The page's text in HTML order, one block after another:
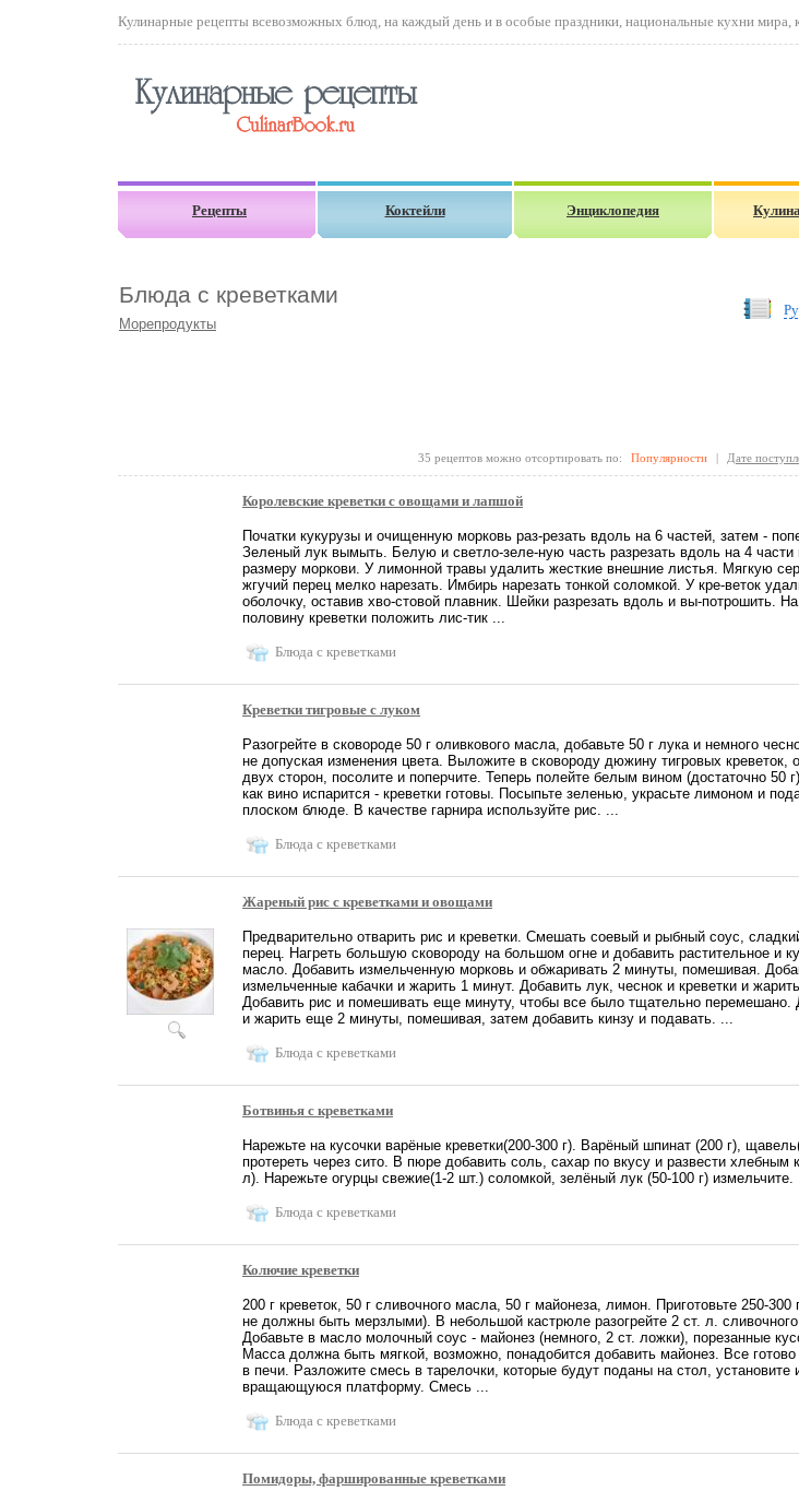
Кулинарные рецепты всевозможных блюд, на каждый день и в особые праздники, национальные кухни мира,
Рецепты Коктейли Энциклопедия
Блюда с креветками
Морепродукты
35 рецептов можно отсортировать по: Популярности Дате
Королевские креветки с овощами и лапшой
Початки кукурузы и очищенную морковь раз-резать вдоль на 6 частей, затем -
Зеленый лук вымыть. Белую и светло-зеле-ную часть разрезать вдоль на 4 части
размеру моркови. У лимонной травы удалить жесткие внешние листья. Мягкую
жгучий перец мелко нарезать. Имбирь нарезать тонкой соломкой. У кре-веток
оболочку, оставив хво-стовой плавник. Шейки разрезать вдоль и вы-потрошить.
половину креветки положить лис-тик ...
Блюда с креветками
Креветки тигровые с луком
Разогрейте в сковороде 50 г оливкового масла, добавьте 50 г лука и немного
не допуская изменения цвета. Выложите в сковороду дюжину тигровых креветок,
двух сторон, посолите и поперчите. Теперь полейте белым вином (достаточно 50
как вино испарится - креветки готовы. Посыпьте зеленью, украсьте лимоном и
плоском блюде. В качестве гарнира используйте рис. ...
Блюда с креветками
Жареный рис с креветками и овощами
Предварительно отварить рис и креветки. Смешать соевый и рыбный соус,
перец. Нагреть большую сковороду на большом огне и добавить растительное и
масло. Добавить измельченную морковь и обжаривать 2 минуты, помешивая.
измельченные кабачки и жарить 1 минут. Добавить лук, чеснок и креветки и
Добавить рис и помешивать еще минуту, чтобы все было тщательно перемешано.
и жарить еще 2 минуты, помешивая, затем добавить кинзу и подавать. ...
Блюда с креветками
Ботвинья с креветками
Нарежьте на кусочки варёные креветки(200-300 г). Варёный шпинат (200 г),
протереть через сито. В пюре добавить соль, сахар по вкусу и развести хлебным
л). Нарежьте огурцы свежие(1-2 шт.) соломкой, зелёный лук (50-100 г) измельчите.
Блюда с креветками
Колючие креветки
200 г креветок, 50 г сливочного масла, 50 г майонеза, лимон. Приготовьте 250-300
не должны быть мерзлыми). В небольшой кастрюле разогрейте 2 ст. л.
Добавьте в масло молочный соус - майонез (немного, 2 ст. ложки), порезанные
Масса должна быть мягкой, возможно, понадобится добавить майонез. Все готово
в печи. Разложите смесь в тарелочки, которые будут поданы на стол, установите
вращающуюся платформу. Смесь ...
Блюда с креветками
Помидоры, фаршированные креветками